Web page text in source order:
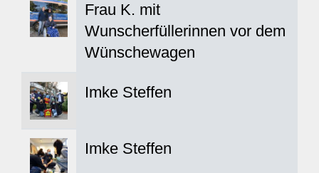
Frau K. mit
Wunscherfüllerinnen vor dem
Wünschewagen
Imke Steffen
Imke Steffen